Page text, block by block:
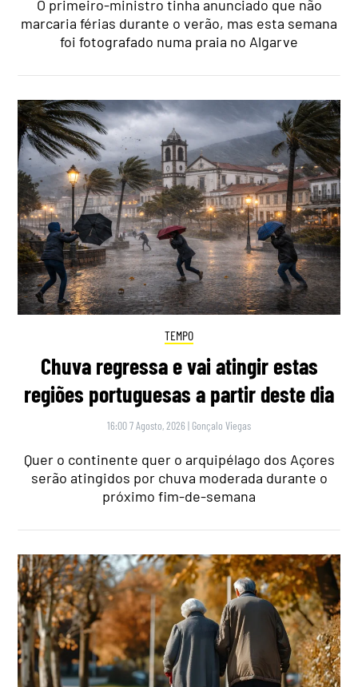
O primeiro-ministro tinha anunciado que não
marcaria férias durante o verão, mas esta semana
foi fotografado numa praia no Algarve
TEMPO
Chuva regressa e vai atingir estas
regiões portuguesas a partir deste dia
16:00 7 Agosto, 2026 | Gonçalo Viegas
Quer o continente quer o arquipélago dos Açores
serão atingidos por chuva moderada durante o
próximo fim-de-semana